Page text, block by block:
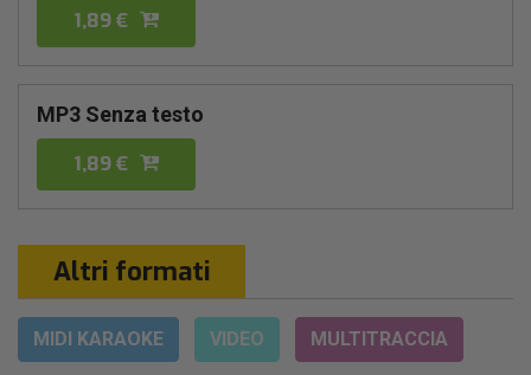
1,89 €
MP3 Senza testo
1,89 €
Altri formati
MIDI KARAOKE VIDEO MULTITRACCIA